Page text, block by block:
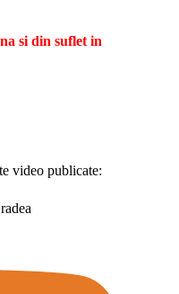
si din suflet in
video publicate: